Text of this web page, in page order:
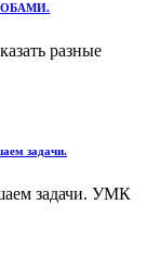
разные
задачи.
задачи. УМК